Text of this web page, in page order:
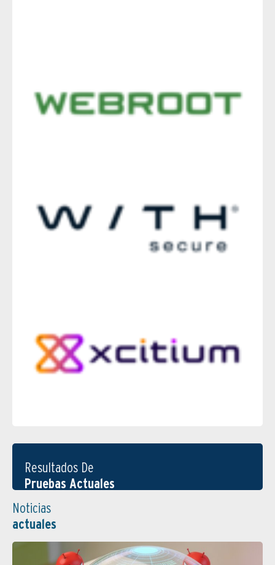
Resultados De
Pruebas Actuales
Noticias
actuales